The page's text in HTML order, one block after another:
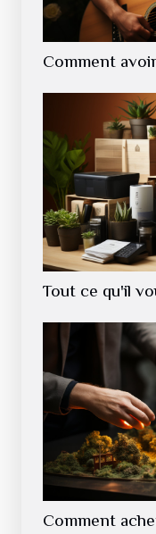
Comment
Tout ce qu'il
Comment